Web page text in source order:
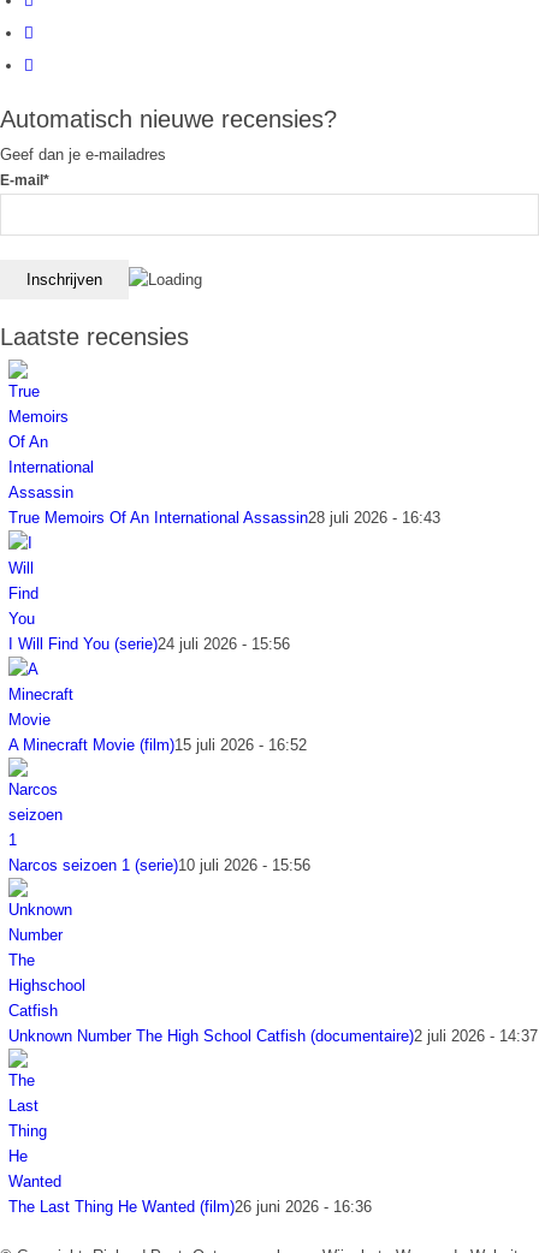
Automatisch nieuwe recensies?
Geef dan je e-mailadres
E-mail*
Laatste recensies
True Memoirs Of An International Assassin28 juli 2026 - 16:43
I Will Find You (serie)24 juli 2026 - 15:56
A Minecraft Movie (film)15 juli 2026 - 16:52
Narcos seizoen 1 (serie)10 juli 2026 - 15:56
Unknown Number The High School Catfish (documentaire)2 juli 2026 - 14:37
The Last Thing He Wanted (film)26 juni 2026 - 16:36